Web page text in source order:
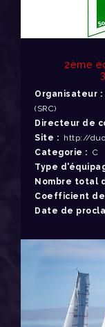
2ème
Organisateur :
(SRC)
Directeur de
Site : http://
Categorie : C
Type
Nombre total
Coefficient
Date de